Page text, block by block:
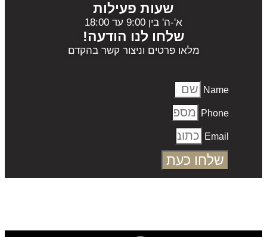
שעות פעילות
א'-ה' בין 9:00 עד 18:00
שלחו לנו הודעה!
מלאו פרטים וניצור קשר בהקדם
Name
Phone
Email
שלחו כעת